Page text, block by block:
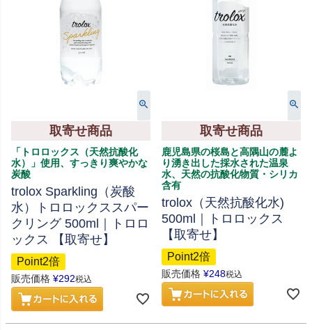
取寄せ商品
「トロロックス（天然抗酸化
水）」使用、すっきり爽やかな
炭酸
trolox Sparkling（炭酸
水）トロロックススパー
クリング 500ml｜トロロ
ックス 【取寄せ】
Point2倍
販売価格 ¥292税込
取寄せ商品
鹿児島県の桜島と高隅山の麓よ
り湧き出した採水された温泉
水、天然の抗酸化物質・シリカ
含有
trolox（天然抗酸化水)
500ml｜トロロックス
【取寄せ】
Point2倍
販売価格 ¥248税込